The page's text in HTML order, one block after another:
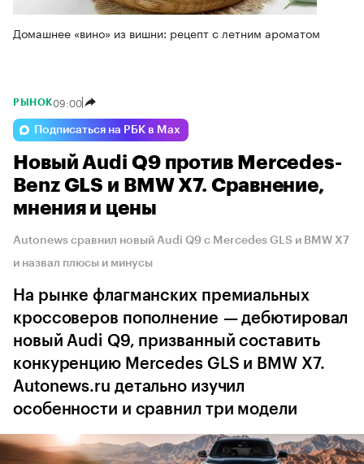
Домашнее «вино» из вишни: рецепт с летним ароматом
РЫНОК09:00
Подписаться на РБК в Max
Новый Audi Q9 против Mercedes-
Benz GLS и BMW X7. Сравнение,
мнения и цены
Autonews сравнил новый Audi Q9 с Mercedes GLS и BMW X7
и назвал плюсы и минусы
На рынке флагманских премиальных
кроссоверов пополнение — дебютировал
новый Audi Q9, призванный составить
конкуренцию Mercedes GLS и BMW X7.
Autonews.ru детально изучил
особенности и сравнил три модели